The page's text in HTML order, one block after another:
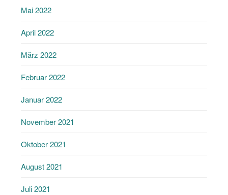
Mai 2022
April 2022
März 2022
Februar 2022
Januar 2022
November 2021
Oktober 2021
August 2021
Juli 2021